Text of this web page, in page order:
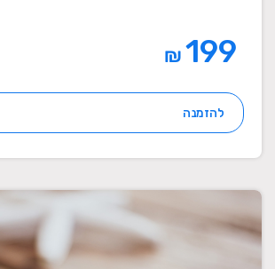
₪
להזמנה